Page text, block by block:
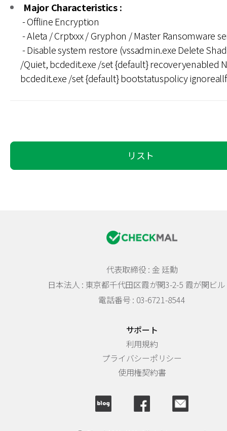
Major Characteristics :
- Offline Encryption
- Aleta / Crptxxx / Gryphon / Master Ransomware
- Disable system restore (vssadmin.exe Delete
/Quiet, bcdedit.exe /set {default} recoveryenabled
bcdedit.exe /set {default} bootstatuspolicy
リスト
代表取締役 : 金 廷勳
日本法人 : 東京都千代田区霞が関3-2-5 霞が関ビル
電話番号 : 03-6721-8544
サポート
利用規約
プライバシーポリシー
使用権契約書